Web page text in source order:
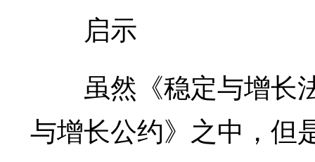
启示
虽然《稳定与增长
与增长公约》之中，但